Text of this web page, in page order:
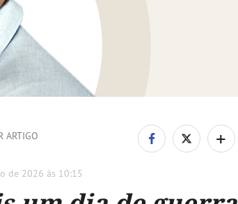
ARTIGO +
de 2026 às 10:15